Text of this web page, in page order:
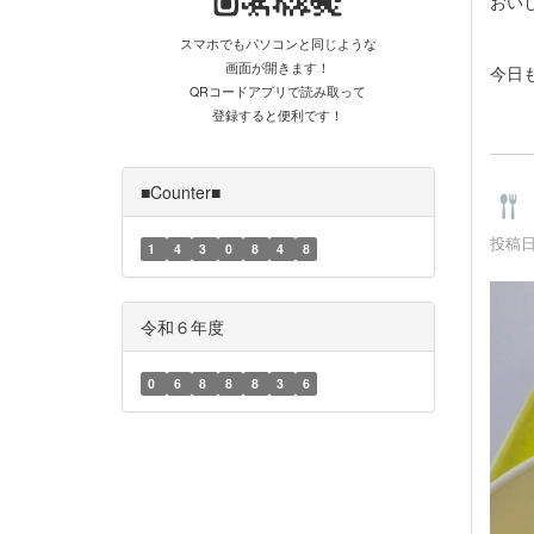
今日
投稿
スマホでもパソコンと同じような
画面が開きます！
QRコードアプリで読み取って
登録すると便利です！
■Counter■
1 4 3 0 8 4 8
令和６年度
0 6 8 8 8 3 6